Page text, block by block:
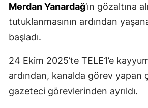
Merdan Yanardağ’ın gözaltına
tutuklanmasının ardından
başladı.
24 Ekim 2025’te TELE1’e
ardından, kanalda görev yapan
gazeteci görevlerinden ayrıldı.